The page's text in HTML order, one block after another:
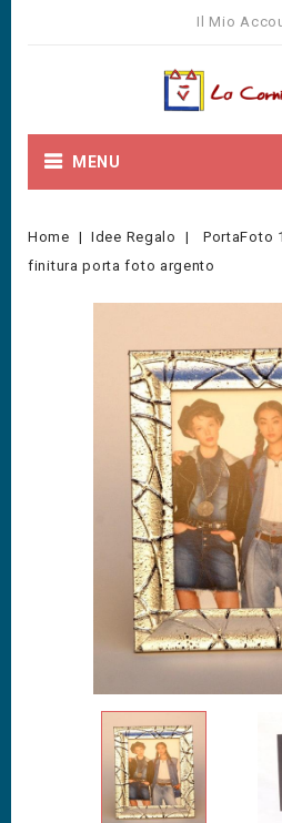
Il Mio
MENU
Home Idee Regalo
PortaFoto
finitura porta foto argento